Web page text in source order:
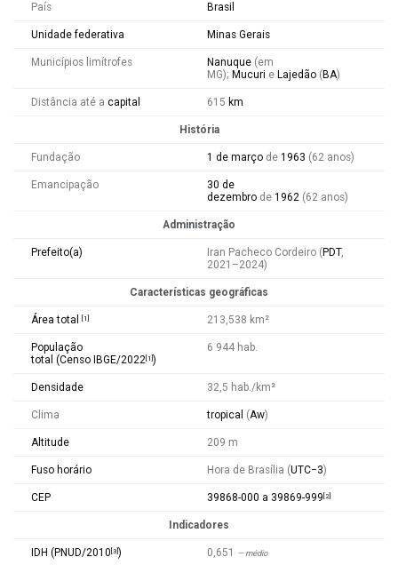
País Brasil
Unidade federativa Minas Gerais
Municípios limítrofes Nanuque (em
MG); Mucuri e Lajedão ( BA)
Distância até a capital 615 km
História
Fundação 1 de março de 1963 (62 anos)
Emancipação
30 de
dezembro de 1962 (62 anos)
Administração
Prefeito(a) Iran Pacheco Cordeiro ( PDT,
2021–2024)
Características geográficas
Área total 1 213,538 km²
População
total (Censo IBGE/2022 1 )
6 944 hab.
Densidade 32,5 hab./km²
Clima tropical (Aw)
Altitude 209 m
Fuso horário Hora de Brasília (UTC−3)
CEP 39868-000 a 39869-999 2]
Indicadores
IDH ( PNUD/2010 3 ) 0,651 — médio